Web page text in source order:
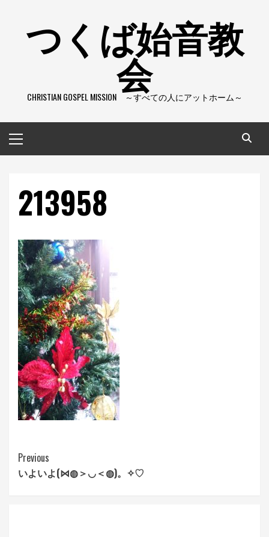
つくば始音教
会
CHRISTIAN GOSPEL MISSION ～すべての人にアットホーム～
イ
ン
213958
Continue
Reading
Previous
いよいよ(⋈◍＞◡＜◍)。✧♡